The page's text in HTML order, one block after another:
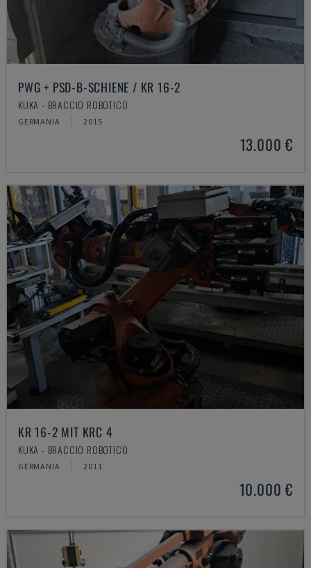
PWG + PSD-B-SCHIENE / KR 16-2
KUKA - BRACCIO ROBOTICO
GERMANIA 2015
13.000 €
KR 16-2 MIT KRC 4
KUKA - BRACCIO ROBOTICO
GERMANIA 2011
10.000 €